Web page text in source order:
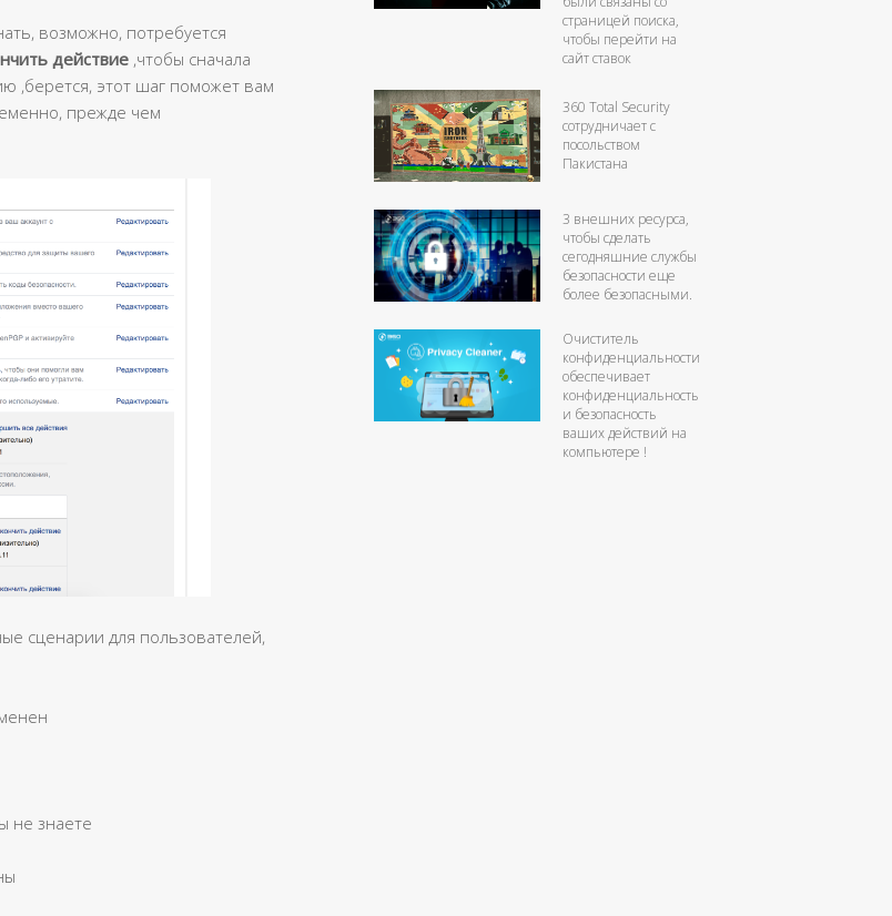
возможно, потребуется
действие ,чтобы сначала
,берется, этот шаг поможет вам
прежде чем
сценарии для пользователей,
не знаете
страницей поиска,
чтобы перейти на
сайт ставок
360 Total Security
сотрудничает с
посольством
Пакистана
3 внешних ресурса,
чтобы сделать
сегодняшние службы
безопасности еще
более безопасными.
Очиститель
конфиденциальности
обеспечивает
конфиденциальность
и безопасность
ваших действий на
компьютере !